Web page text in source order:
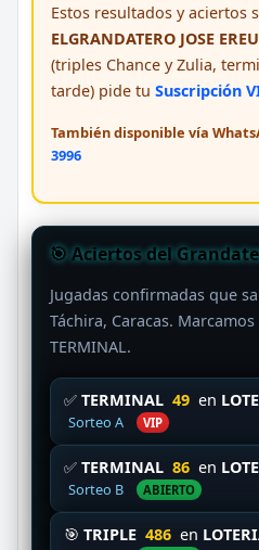
Estos resultados y aciertos
ELGRANDATERO JOSE EREU
(triples Chance y Zulia,
tarde) pide tu Suscripción
También disponible vía
3996
🎯 Aciertos del
Jugadas confirmadas que
Táchira, Caracas.
TERMINAL.
✅ TERMINAL 49 en
Sorteo A VIP
✅ TERMINAL 86 en
Sorteo B ABIERTO
🎯 TRIPLE 486 en